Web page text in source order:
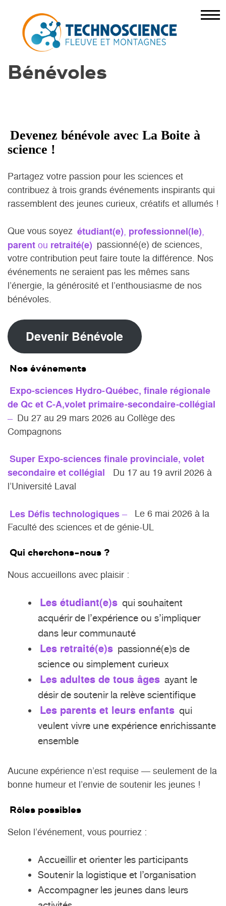
Bénévoles
Devenez bénévole avec La Boite à
science !
Partagez votre passion pour les sciences et
contribuez à trois grands événements inspirants qui
rassemblent des jeunes curieux, créatifs et allumés !
Que vous soyez étudiant(e), professionnel(le),
parent ou retraité(e) passionné(e) de sciences,
votre contribution peut faire toute la différence. Nos
événements ne seraient pas les mêmes sans
l’énergie, la générosité et l’enthousiasme de nos
bénévoles.
Devenir Bénévole
Nos événements
Expo-sciences Hydro-Québec, finale régionale
de Qc et C-A,volet primaire-secondaire-collégial
– Du 27 au 29 mars 2026 au Collège des
Compagnons
Super Expo-sciences finale provinciale, volet
secondaire et collégial
Du 17 au 19 avril 2026 à
l’Université Laval
Les Défis technologiques–
Le 6 mai 2026 à la
Faculté des sciences et de génie-UL
Qui cherchons-nous ?
Nous accueillons avec plaisir :
Les étudiant(e)s qui souhaitent
acquérir de l’expérience ou s’impliquer
dans leur communauté
Les retraité(e)s passionné(e)s de
science ou simplement curieux
Les adultes de tous âges ayant le
désir de soutenir la relève scientifique
Les parents et leurs enfants qui
veulent vivre une expérience enrichissante
ensemble
Aucune expérience n’est requise — seulement de la
bonne humeur et l’envie de soutenir les jeunes !
Rôles possibles
Selon l’événement, vous pourriez :
Accueillir et orienter les participants
Soutenir la logistique et l’organisation
Accompagner les jeunes dans leurs